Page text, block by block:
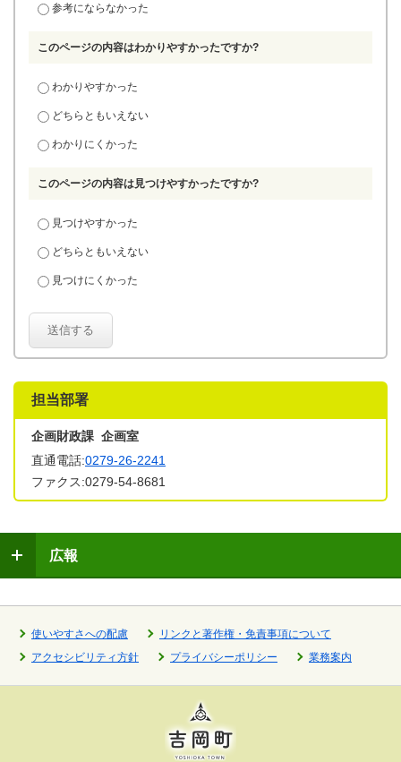
参考にならなかった
このページの内容はわかりやすかったですか?
わかりやすかった
どちらともいえない
わかりにくかった
このページの内容は見つけやすかったですか?
見つけやすかった
どちらともいえない
見つけにくかった
送信する
担当部署
企画財政課 企画室
直通電話:0279-26-2241
ファクス:0279-54-8681
広報
使いやすさへの配慮
リンクと著作権・免責事項について
アクセシビリティ方針
プライバシーポリシー 業務案内